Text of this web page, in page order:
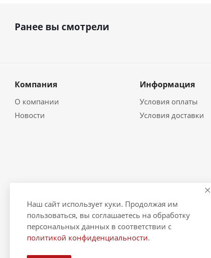
Ранее вы смотрели
Компания
О компании
Новости
Информация
Условия оплаты
Условия доставки
2026 © "Рыбак и Рыбачок" - интернет-магазин
Наш сайт использует куки. Продолжая им
пользоваться, вы соглашаетесь на обработку
персональных данных в соответствии с
политикой конфиденциальности.